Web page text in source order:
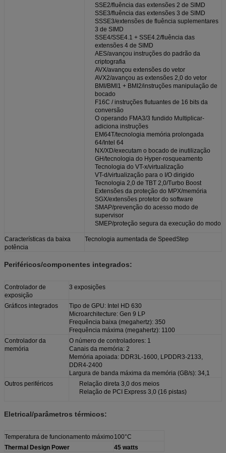
SSE2/fluência das extensões 2 de SIMD
SSE3/fluência das extensões 3 de SIMD
SSSE3/extensões de fluência suplementares
3 de SIMD
SSE4/SSE4.1 + SSE4.2/fluência das
extensões 4 de SIMD
AES/avançou instruções do padrão da
criptografia
AVX/avançou extensões do vetor
AVX2/avançou as extensões 2,0 do vetor
BMI/BMI1 + BMI2/instruções manipulação de
bocado
F16C / instruções flutuantes de 16 bits da
conversão
O operando FMA3/3 fundido Multiplicar-
adiciona instruções
EM64T/tecnologia memória prolongada
64/Intel 64
NX/XD/executam o bocado de inutilização
GH/tecnologia do Hyper-rosqueamento
Tecnologia do VT-x/virtualização
VT-d/virtualização para o I/O dirigido
Tecnologia 2,0 de TBT 2,0/Turbo Boost
Extensões da proteção do MPX/memória
SGX/extensões protetor do software
SMAP/prevenção do acesso modo de
supervisor
SMEP/proteção segura da execução do modo
Características da baixa
potência
Tecnologia aumentada de SpeedStep
Periféricos/componentes integrados:
Controlador de
exposição
3 exposições
Gráficos integrados
Tipo de GPU: Intel HD 630
Microarchitecture: Gen 9 LP
Frequência baixa (megahertz): 350
Frequência máxima (megahertz): 1100
Controlador da
memória
O número de controladores: 1
Canais da memória: 2
Memória apoiada: DDR3L-1600, LPDDR3-2133,
DDR4-2400
Largura de banda máxima da memória (GB/s): 34,1
Outros periféricos
Relação direta 3,0 dos meios
Relação de PCI Express 3,0 (16 pistas)
Eletrical/parâmetros térmicos:
Temperatura de funcionamento máximo 100°C
Thermal Design Power
45 watts